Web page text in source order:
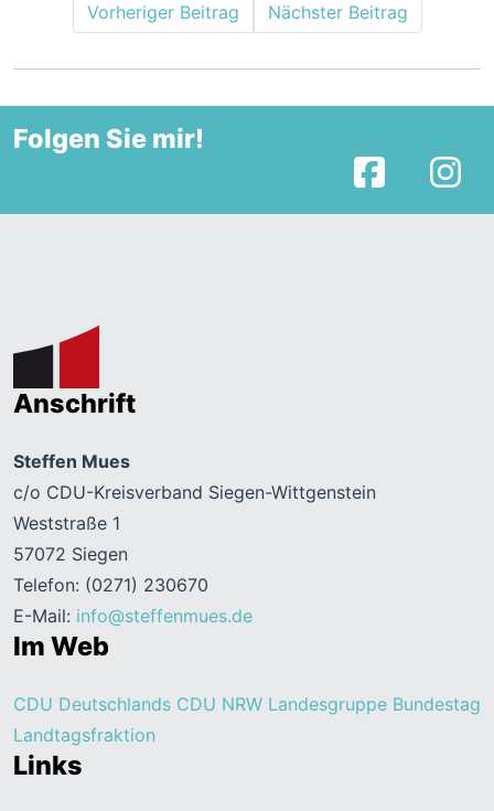
Vorheriger Beitrag Nächster Beitrag
Folgen Sie mir!
Facebook
Anschrift
Steffen Mues
c/o CDU-Kreisverband Siegen-Wittgenstein
Weststraße 1
57072 Siegen
Telefon: (0271) 230670
E-Mail: info@steffenmues.de
Im Web
CDU Deutschlands CDU NRW Landesgruppe Bundestag
Landtagsfraktion
Links